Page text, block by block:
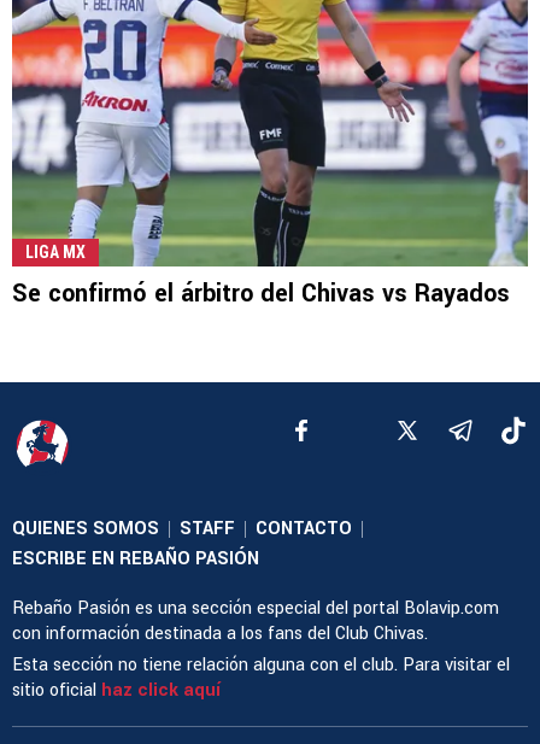
LIGA MX
Se confirmó el árbitro del Chivas vs Rayados
QUIENES SOMOS | STAFF | CONTACTO |
ESCRIBE EN REBAÑO PASIÓN
Rebaño Pasión es una sección especial del portal Bolavip.com
con información destinada a los fans del Club Chivas.
Esta sección no tiene relación alguna con el club. Para visitar el
sitio oficial haz click aquí